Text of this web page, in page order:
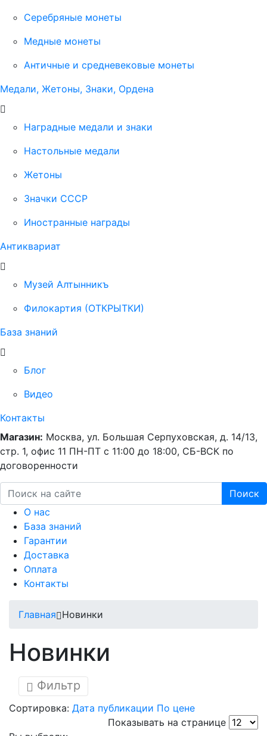
Серебряные монеты
Медные монеты
Античные и средневековые монеты
Медали, Жетоны, Знаки, Ордена
Наградные медали и знаки
Настольные медали
Жетоны
Значки СССР
Иностранные награды
Антиквариат
Музей Алтынникъ
Филокартия (ОТКРЫТКИ)
База знаний
Блог
Видео
Контакты
Магазин: Москва, ул. Большая Серпуховская, д. 14/13,
стр. 1, офис 11 ПН-ПТ с 11:00 до 18:00, СБ-ВСК по
договоренности
Поиск
О нас
База знаний
Гарантии
Доставка
Оплата
Контакты
Главная Новинки
Новинки
Фильтр
Сортировка: Дата публикации По цене
Показывать на странице